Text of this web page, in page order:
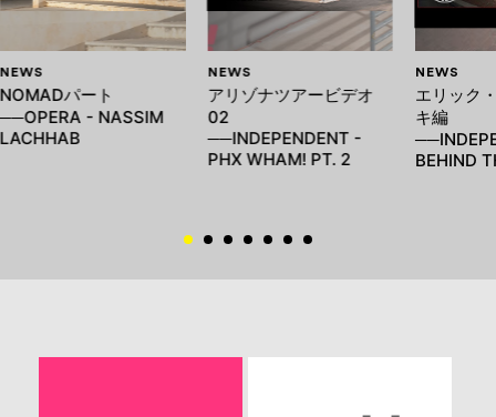
NEWS
NOMADパート
──OPERA - NASSIM
LACHHAB
NEWS
アリゾナツアービデオ
02
──INDEPENDENT -
PHX WHAM! PT. 2
NEWS
エリック
キ編
BEHIND